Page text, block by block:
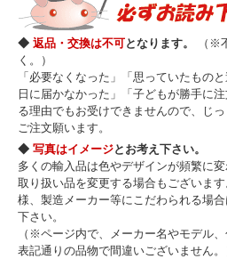
◆ 返品・交換は不可となります。
（※
く。）
「必要なくなった」「思っていたもの
日に届かなかった」「子どもが勝手に
る理由でもお受けできませんので、じ
ご注文願います。
◆ 写真はイメージとお考え下さい。
多くの輸入品は色やデザインが頻繁に
取り扱い品を変更する場合もございま
様、製造メーカー等にこだわられる場
下さい。
（※ページ内で、メーカー名やモデル
表記通りの品物で間違いございません。